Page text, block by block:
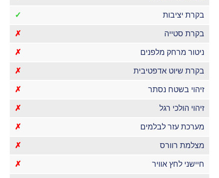
בקרת יציבות ✓
בקרת סטייה ✗
ניטור מרחק מלפנים ✗
בקרת שיוט אדפטיבית ✗
זיהוי בשטח נסתר ✗
זיהוי הולכי רגל ✗
מערכת עזר לבלמים ✗
מצלמת רוורס ✗
חיישני לחץ אוויר ✗